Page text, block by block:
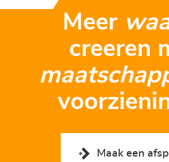
Meer
creeren
Maak een